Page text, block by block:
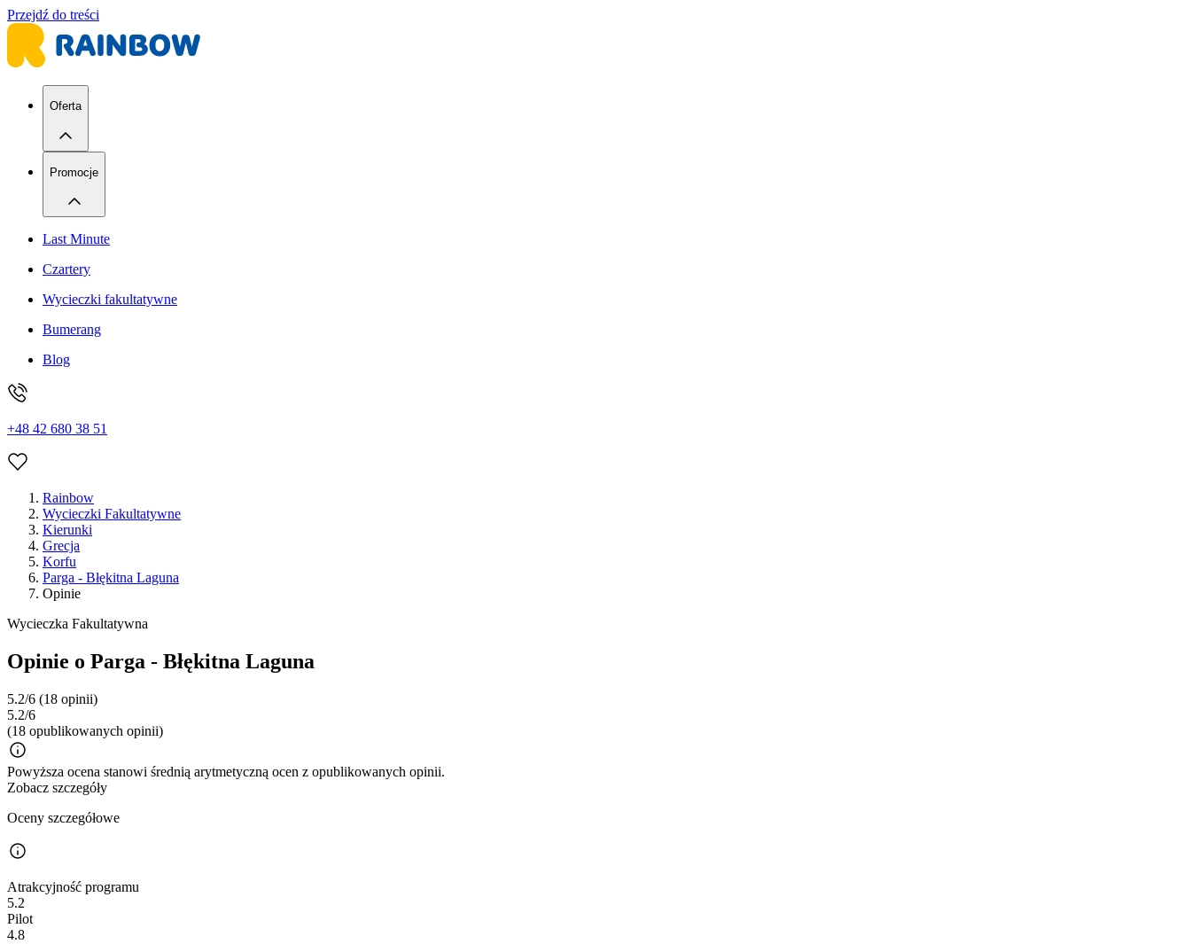
Przejdź do treści
Oferta
Promocje
Last Minute
Czartery
Wycieczki fakultatywne
Bumerang
Blog
+48 42 680 38 51
Rainbow
Wycieczki Fakultatywne
Kierunki
Grecja
Korfu
Parga - Błękitna Laguna
Opinie
Wycieczka Fakultatywna
Opinie o Parga - Błękitna Laguna
5.2/6 (18 opinii)
5.2/6
(18 opublikowanych opinii)
Powyższa ocena stanowi średnią arytmetyczną ocen z opublikowanych opinii.
Zobacz szczegóły
Oceny szczegółowe
Atrakcyjność programu
5.2
Pilot
4.8